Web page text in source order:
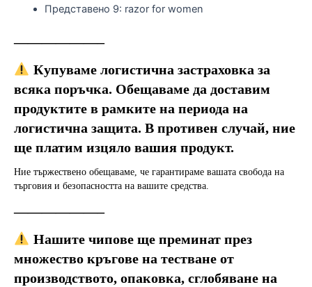
Представено 9: razor for women
——————–
Купуваме логистична застраховка за
всяка поръчка. Обещаваме да доставим
продуктите в рамките на периода на
логистична защита. В противен случай, ние
ще платим изцяло вашия продукт.
Ние тържествено обещаваме, че гарантираме вашата свобода на
търговия и безопасността на вашите средства.
——————–
Нашите чипове ще преминат през
множество кръгове на тестване от
производството, опаковка, сглобяване на